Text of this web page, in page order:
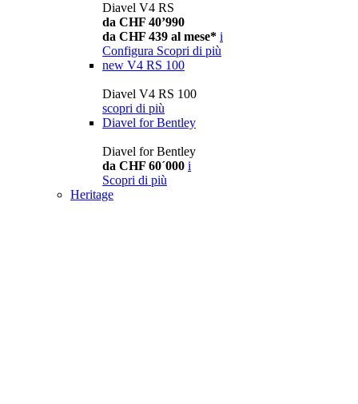
Diavel V4 RS
da CHF 40’990
da CHF 439 al mese* i
Configura Scopri di più
new V4 RS 100
Diavel V4 RS 100
scopri di più
Diavel for Bentley
Diavel for Bentley
da CHF 60´000 i
Scopri di più
Heritage